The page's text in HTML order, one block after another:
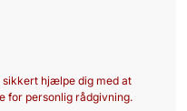
sikkert hjælpe dig med at
for personlig rådgivning.